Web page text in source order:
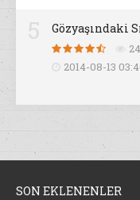
Gözyaşındaki
2014-08-13
SON EKLENENLER